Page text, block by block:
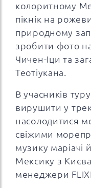
колоритному
пікнік на
природному
зробити фото на
Чичен-Іци та
Теотіукана.
В учасників
вирушити у
насолодитися
свіжими
музику маріачі
Мексику з
менеджери